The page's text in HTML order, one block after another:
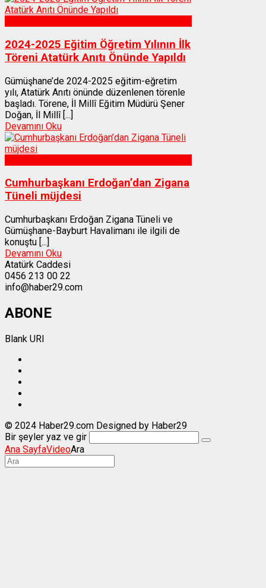
2024-2025 Eğitim Öğretim Yılının İlk
Töreni Atatürk Anıtı Önünde Yapıldı
Gümüşhane’de 2024-2025 eğitim-eğretim
yılı, Atatürk Anıtı önünde düzenlenen törenle
başladı. Törene, İl Millî Eğitim Müdürü Şener
Doğan, İl Millî [...]
Devamını Oku
Cumhurbaşkanı Erdoğan’dan Zigana
Tüneli müjdesi
Cumhurbaşkanı Erdoğan Zigana Tüneli ve
Gümüşhane-Bayburt Havalimanı ile ilgili de
konuştu [...]
Devamını Oku
Atatürk Caddesi
0456 213 00 22
info@haber29.com
ABONE
Blank URI
© 2024 Haber29.com Designed by Haber29
Bir şeyler yaz ve gir
Ana SayfaVideoAra